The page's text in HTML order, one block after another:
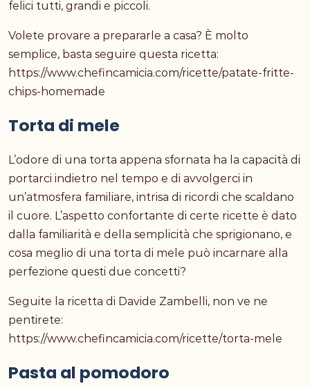
felici tutti, grandi e piccoli.
Volete provare a prepararle a casa? È molto
semplice, basta seguire questa ricetta:
https://www.chefincamicia.com/ricette/patate-fritte-
chips-homemade
Torta di mele
L’odore di una torta appena sfornata ha la capacità di
portarci indietro nel tempo e di avvolgerci in
un’atmosfera familiare, intrisa di ricordi che scaldano
il cuore. L’aspetto confortante di certe ricette è dato
dalla familiarità e della semplicità che sprigionano, e
cosa meglio di una torta di mele può incarnare alla
perfezione questi due concetti?
Seguite la ricetta di Davide Zambelli, non ve ne
pentirete:
https://www.chefincamicia.com/ricette/torta-mele
Pasta al pomodoro